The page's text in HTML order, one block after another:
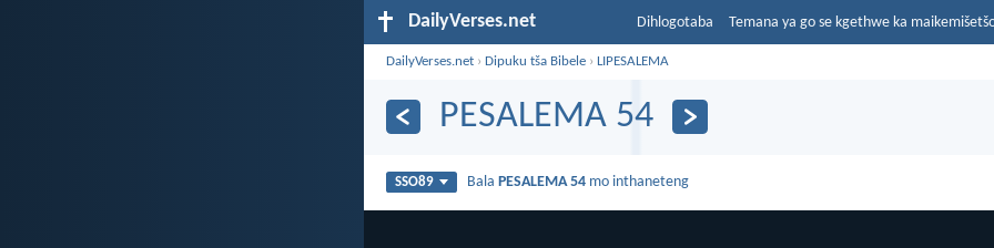
DailyVerses.net Dihlogotaba Temana ya go se kgethwe ka
DailyVerses.net ›Dipuku tša Bibele ›LIPESALEMA
PESALEMA 54
SSO89 Bala PESALEMA 54 mo inthaneteng